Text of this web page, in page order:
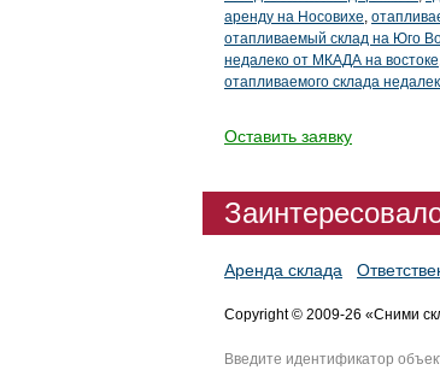
аренду на Носовихе,
отапливаемый склад на Юго
недалеко от МКАДА на востоке
отапливаемого склада
Оставить заявку
Аренда склада
Copyright © 2009-26 «Сними
Введите идентификатор